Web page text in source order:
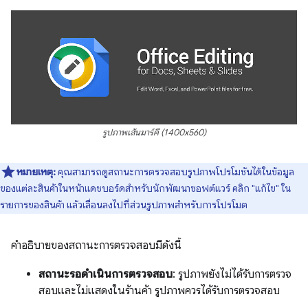
รูปภาพเส้นมาร์คี (1400x560)
หมายเหตุ:คุณสามารถดูสถานะการตรวจสอบรูปภาพโปรโมชันได้ในข้อมูล
ของแต่ละสินค้าในหน้าแดชบอร์ดสำหรับนักพัฒนาซอฟต์แวร์ คลิก "แก้ไข" ใน
รายการของสินค้า แล้วเลื่อนลงไปที่ส่วนรูปภาพสำหรับการโปรโมต
คำอธิบายของสถานะการตรวจสอบมีดังนี้
สถานะรอดำเนินการตรวจสอบ: รูปภาพยังไม่ได้รับการตรวจ
สอบและไม่แสดงในร้านค้า รูปภาพควรได้รับการตรวจสอบ